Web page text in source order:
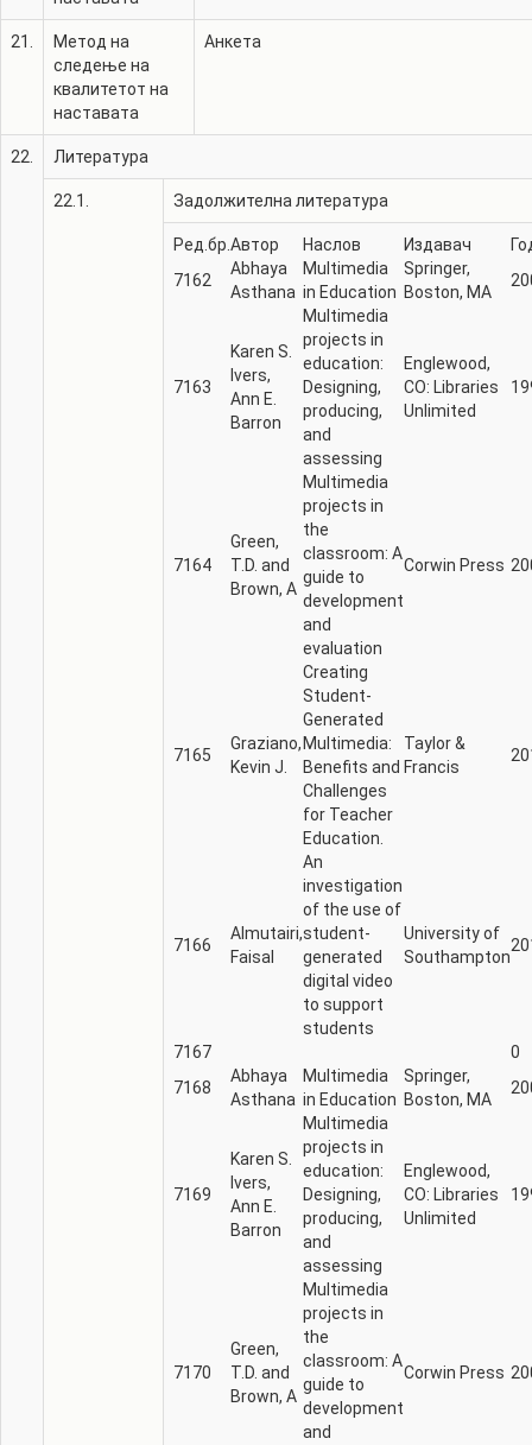
21.
Метод на
следење на
квалитетот на
наставата
Анкета
22. Литература
22.1. Задолжителна литература
Ред.бр. Автор Наслов Издавач
7162
Abhaya
Asthana
Multimedia
in Education
Springer,
Boston, MA
7163
Karen S.
Ivers,
Ann E.
Barron
Multimedia
projects in
education:
Designing,
producing,
and
assessing
Englewood,
CO: Libraries
Unlimited
7164
Green,
T.D. and
Brown, A
Multimedia
projects in
the
classroom: A
guide to
development
and
evaluation
Corwin Press
7165
Graziano,
Kevin J.
Creating
Student-
Generated
Multimedia:
Benefits and
Challenges
for Teacher
Education.
Taylor &
Francis
7166
Almutairi,
Faisal
An
investigation
of the use of
student-
generated
digital video
to support
students
University of
Southampton
7167
0
7168
Abhaya
Asthana
Multimedia
in Education
Springer,
Boston, MA
7169
Karen S.
Ivers,
Ann E.
Barron
Multimedia
projects in
education:
Designing,
producing,
and
assessing
Englewood,
CO: Libraries
Unlimited
7170
Green,
T.D. and
Brown, A
Multimedia
projects in
the
classroom: A
guide to
development
and
Corwin Press